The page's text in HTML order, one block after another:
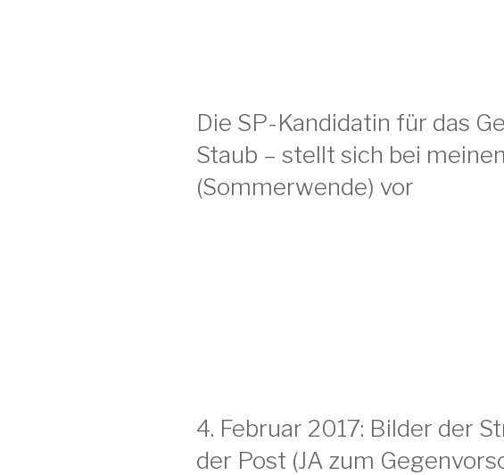
Die SP-Kandidatin für das
Staub – stellt sich bei
(Sommerwende) vor
4. Februar 2017: Bilder der
der Post (JA zum